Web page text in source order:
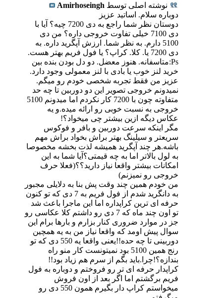
نوشته اصلی توسط Amirhoseingh
دوباره سلام. اساتید عزیز
دوستان نظر شما راجع به دی 7200 چیه؟ آیا با
دی 7100 خیلی تفاوت خروجی داره؟ من دی
5100 دارم. به نظر شما. ارزش آپگرید داره. به
دی 7200 یا. کلا. کراپ؟ یا فول فریم بهتر هست.
Ps:متاسفانه. هنوز معضل. دو دل بودن بنده بین
خرید لنز خوب یا بادی با لنز معمولی وجود دارد.
عزیز من فقط تجربه شخصی خودم رو میگم.
نمیدونم خروجی تصویر این دو دوربین تا چه حد
متفاوته چون با 7200 کار نکردم اما میدونم 5100
خروجی به نسبت خوبی رو ارائه میده.و یه
عکاس دیگه ازین بیشتر چی میخواد؟!
مگر اینکه سرعت دوربین و بافر و فوکوس
سریعتر و سیلینگ بهتر براش بخواد براش مهم
باشه.هر چند آپگرید همیشه لذت بخشه مخصوصا
به لول بالاتر اما به چه قیمتی؟آیا شما به این
امکانات بیشتر واقعا نیاز دارید؟؟(فعلا حرف
خروجی رو نمیزنم)
من خودم همین چند وقت پش بنا به دلایلی مجبور
به دانگرید شدم از فول فریم به 7 دی که تو کنون
حرفه ای ترین کراپداره اما این ماجرا باعث شد
تو اون چند ماه که 7 دی رو داشتم کلا عکاسی رو
جز در موارد ضروری کنار بزارم و بارها برام این
سوال پیش اومد که واقعا نیاز من به یه همچین
دوربینی تا چه حده!!یعنی واقعا یه 550 دی که تو
رنج همین 5100 بود نمیتونست کار منو راه
بندازه؟!چرا.باید بگم از سرم هم زیاد بود!!
کراپدار حرفه ای تر رو فروختم و دوباره به فول
فریم برگشتم اما اگر بعد از اون فروش
میخواستم کراپ دار بگیرم همون 550 دی رو